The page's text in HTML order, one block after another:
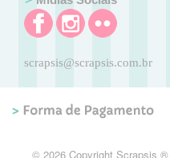
scrapsis@scrapsis.com.br
© 2026 Copyright Scrapsis